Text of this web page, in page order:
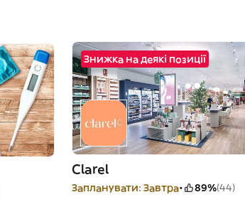
Знижка на деякі позиції
Clarel
Запланувати: Завтра 89%(44)